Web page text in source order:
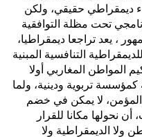
ديمقراطي حقيقي، ولكن
تحت مظلة التوافقية
، يعد تراجعا ديمقراطيا،
التنافسية المبنية
المواطن المغاربي أولا
تربوية ودينية، ولما
المؤمن، لا يمكن في خضم
نحولها مكانا للقرار
ولا الديمقراطية ولا